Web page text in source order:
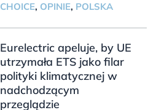
CHOICE, OPINIE, POLSKA
Eurelectric apeluje, by UE
utrzymała ETS jako filar
polityki klimatycznej w
nadchodzącym
przeglądzie